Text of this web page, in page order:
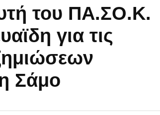
του ΠΑ.ΣΟ.Κ.
για τις
Σάμο